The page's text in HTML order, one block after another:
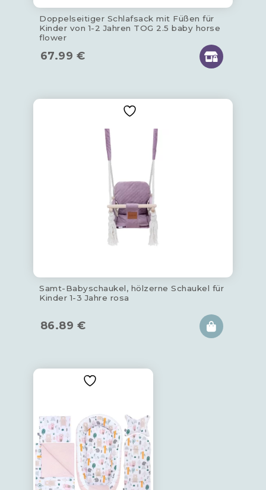
Doppelseitiger Schlafsack mit Füßen für
Kinder von 1-2 Jahren TOG 2.5 baby horse
flower
67.99 €
Samt-Babyschaukel, hölzerne Schaukel für
Kinder 1-3 Jahre rosa
86.89 €